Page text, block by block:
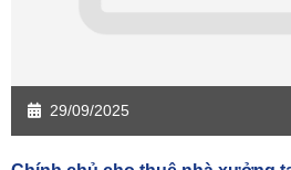
29/09/2025